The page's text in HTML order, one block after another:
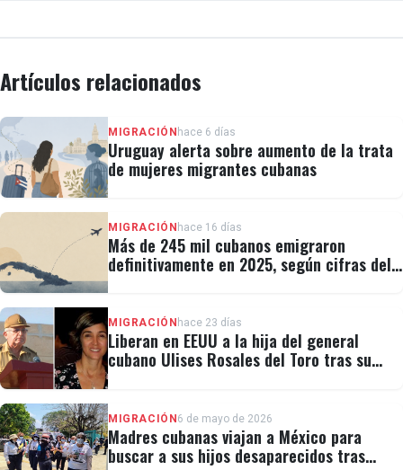
Artículos relacionados
MIGRACIÓN hace 6 días
Uruguay alerta sobre aumento de la trata
de mujeres migrantes cubanas
MIGRACIÓN hace 16 días
Más de 245 mil cubanos emigraron
definitivamente en 2025, según cifras del
MIGRACIÓN hace 23 días
Liberan en EEUU a la hija del general
cubano Ulises Rosales del Toro tras su
MIGRACIÓN6 de mayo de 2026
Madres cubanas viajan a México para
buscar a sus hijos desaparecidos tras